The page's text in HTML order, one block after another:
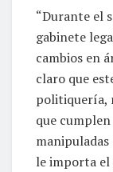
“Durante el
gabinete
cambios en
claro que
politiquería,
que
le importa el